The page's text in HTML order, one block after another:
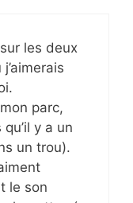
les deux
parc,
y a un
un trou).
le son